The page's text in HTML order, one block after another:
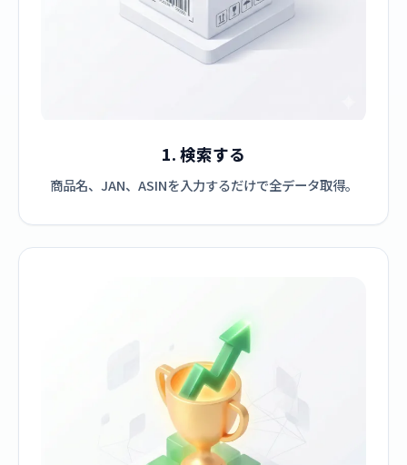
1. 検索する
商品名、JAN、ASINを入力するだけで全データ取得。